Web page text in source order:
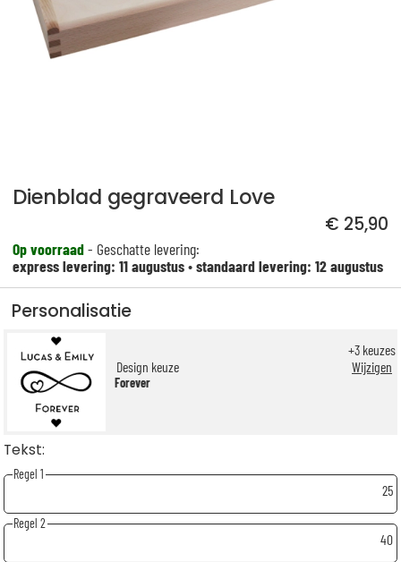
Dienblad gegraveerd Love
€ 25,90
Op voorraad- Geschatte levering:
express levering: 11 augustus•standaard levering: 12 augustus
Personalisatie
Design keuze
Forever
+3 keuzes
Wijzigen
Tekst:
Regel 1
25
Regel 2
40